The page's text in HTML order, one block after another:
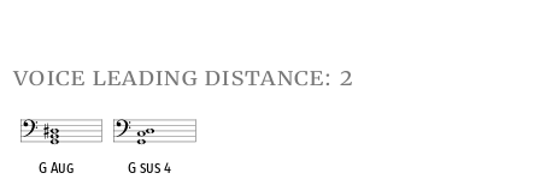
voice leading distance: 2
G Aug G sus 4